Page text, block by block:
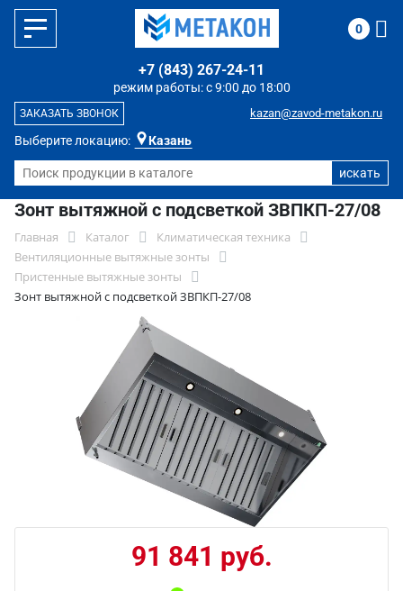
Выберите локацию: Казань
режим работы: с 9:00 до 18:00
+7 (843) 267-24-11
kazan@zavod-metakon.ru
ЗАКАЗАТЬ ЗВОНОК
0
Зонт вытяжной с подсветкой ЗВПКП-27/08
Главная Каталог
Климатическая техника
Вентиляционные вытяжные зонты
Пристенные вытяжные зонты
Зонт вытяжной с подсветкой ЗВПКП-27/08
91 841 руб.